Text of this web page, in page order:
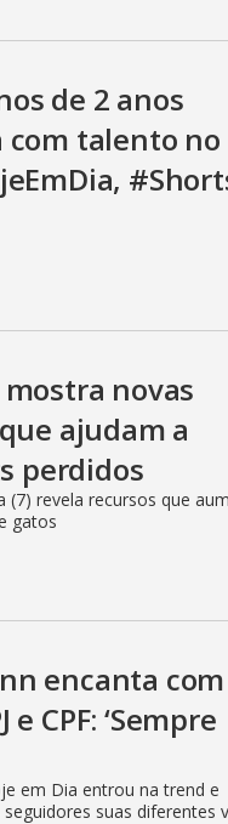
de 2 anos
com talento no
novas
ajudam a
perdidos
(7) revela recursos que
gatos
encanta com
e CPF: ‘Sempre
em Dia entrou na trend e
suas diferentes